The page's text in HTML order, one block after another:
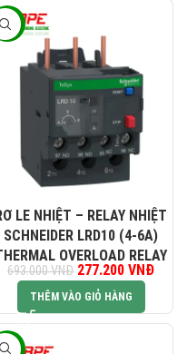
tại là: 277.200 VNĐ.
-60%
LE NHIỆT – RELAY NHIỆT
SCHNEIDER LRD10 (4-6A)
OVERLOAD RELAY
693.000VNĐ
Giá gốc là:
693.000 VNĐ.
277.200 VNĐ
THÊM VÀO GIỎ HÀNG
-60%